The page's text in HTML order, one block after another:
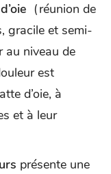
(réunion de
gracile et semi-
au niveau de
est
d’oie, à
et à leur
présente une